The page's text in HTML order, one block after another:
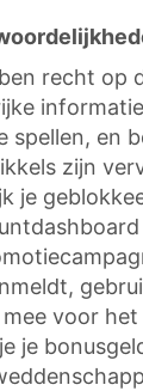
recht op
spellen, en
zijn
je
voor
je